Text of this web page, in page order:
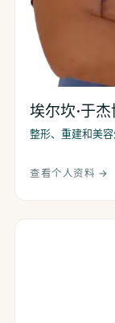
埃尔坎·于杰
整形、重建和美
查看个人资料 →